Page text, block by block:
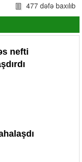
477 dəfə baxılıb
nefti